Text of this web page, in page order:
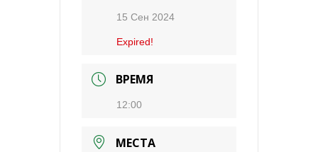
15 Сен 2024
Expired!
ВРЕМЯ
12:00
МЕСТА